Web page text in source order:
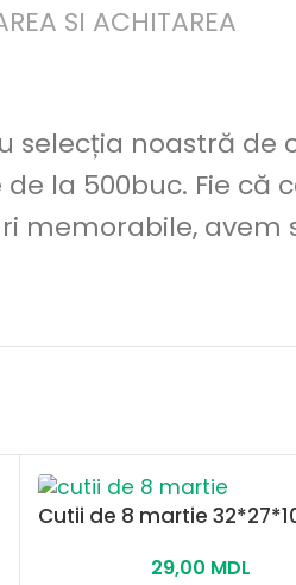
SI ACHITAREA
selecția noastră
la 500buc. Fie
memorabile, avem
Cutii de 8 martie
29,00 MDL